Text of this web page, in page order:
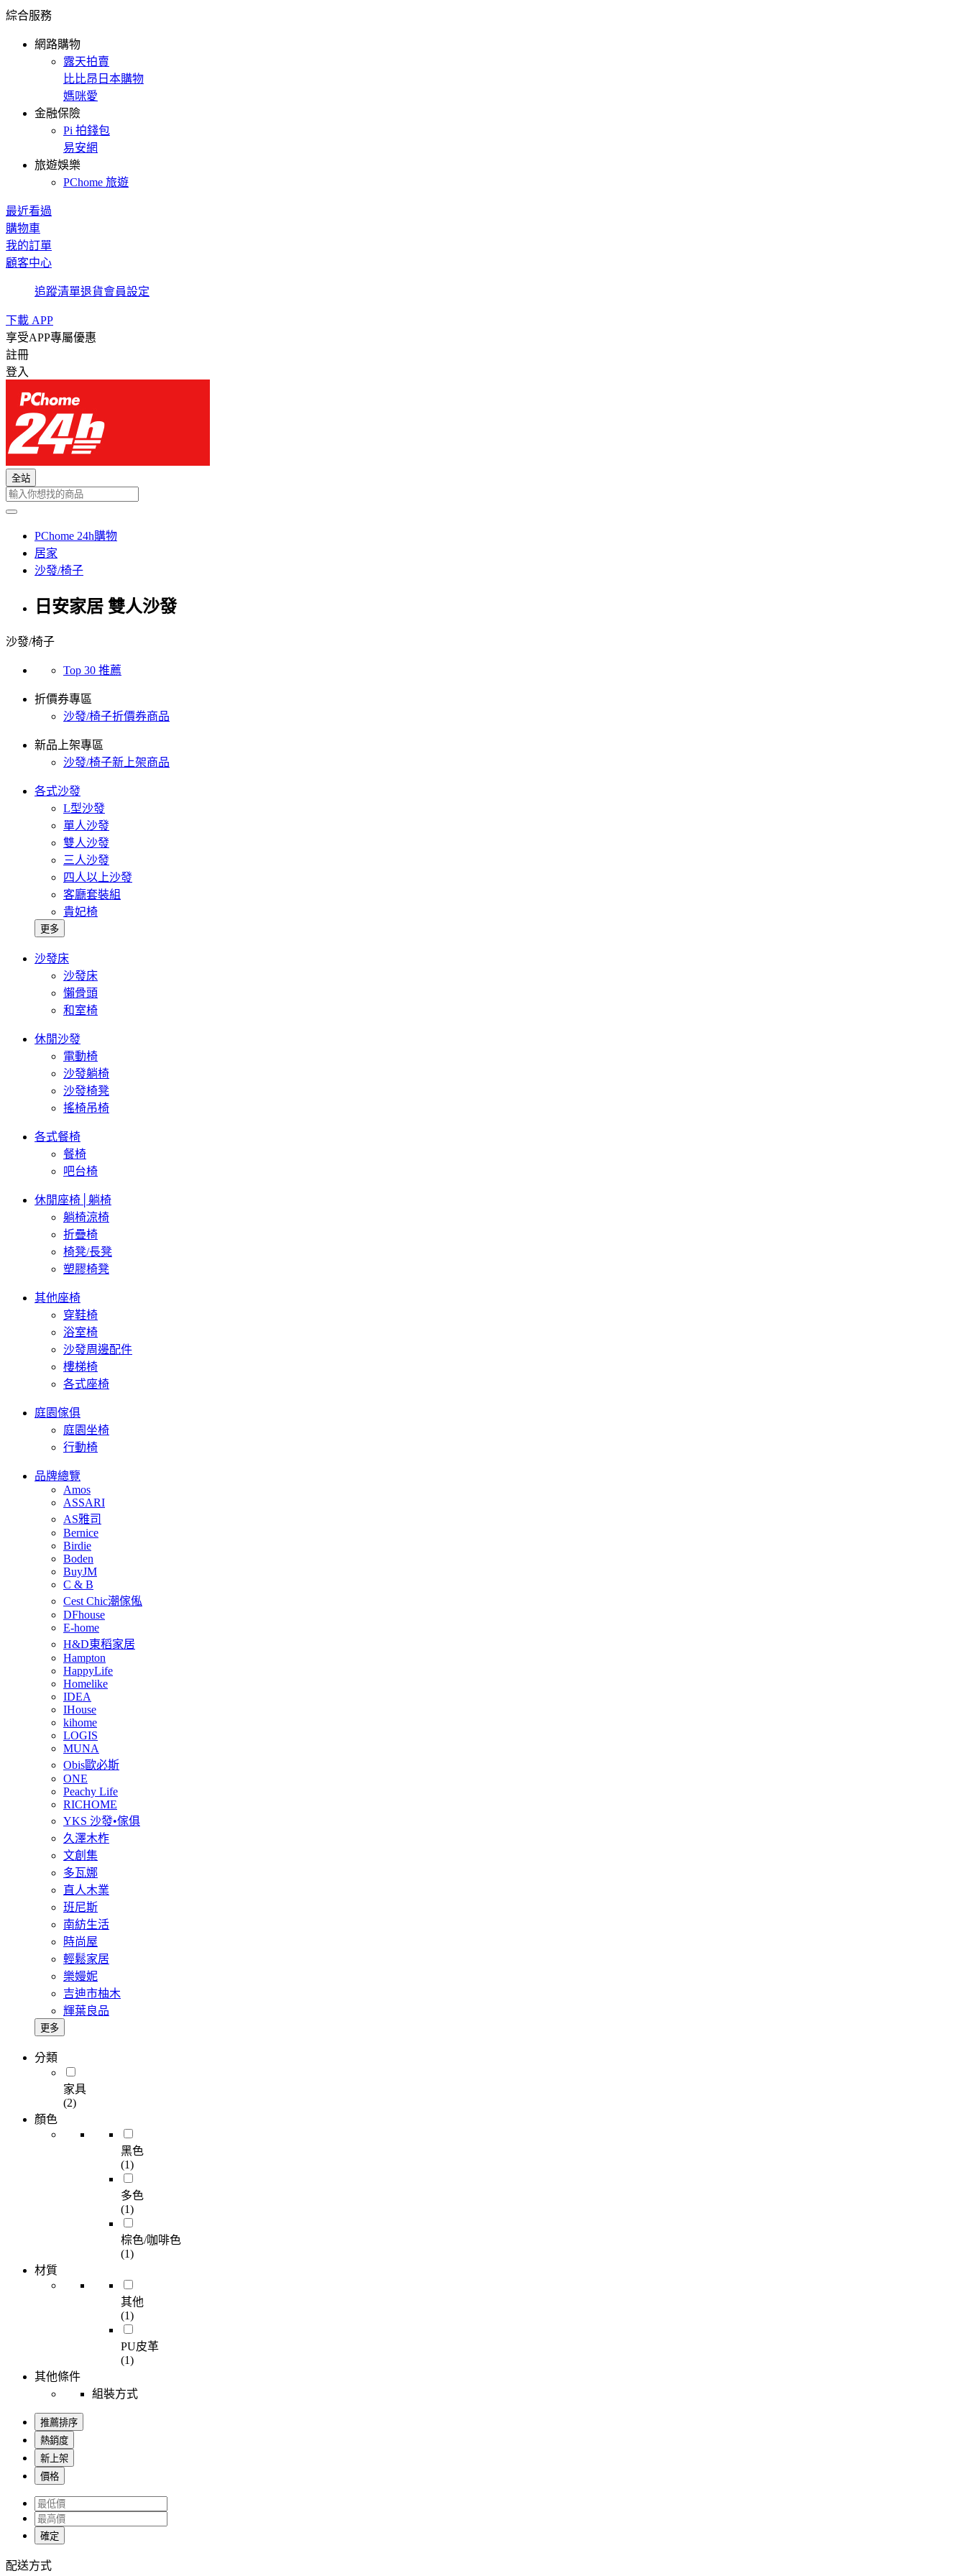
綜合服務
網路購物
露天拍賣
比比昂日本購物
媽咪愛
金融保險
Pi 拍錢包
易安網
旅遊娛樂
PChome 旅遊
最近看過
購物車
我的訂單
顧客中心
追蹤清單退貨會員設定
下載 APP
享受APP專屬優惠
註冊
登入
全站
PChome 24h購物
居家
沙發/椅子
日安家居 雙人沙發
沙發/椅子
Top 30 推薦
折價券專區
沙發/椅子折價券商品
新品上架專區
沙發/椅子新上架商品
各式沙發
L型沙發
單人沙發
雙人沙發
三人沙發
四人以上沙發
客廳套裝組
貴妃椅
更多
沙發床
沙發床
懶骨頭
和室椅
休閒沙發
電動椅
沙發躺椅
沙發椅凳
搖椅吊椅
各式餐椅
餐椅
吧台椅
休閒座椅│躺椅
躺椅涼椅
折疊椅
椅凳/長凳
塑膠椅凳
其他座椅
穿鞋椅
浴室椅
沙發周邊配件
樓梯椅
各式座椅
庭園傢俱
庭園坐椅
行動椅
品牌總覽
Amos
ASSARI
AS雅司
Bernice
Birdie
Boden
BuyJM
C & B
Cest Chic潮傢俬
DFhouse
E-home
H&D東稻家居
Hampton
HappyLife
Homelike
IDEA
IHouse
kihome
LOGIS
MUNA
Obis歐必斯
ONE
Peachy Life
RICHOME
YKS 沙發•傢俱
久澤木柞
文創集
多瓦娜
直人木業
班尼斯
南紡生活
時尚屋
輕鬆家居
樂嫚妮
吉迪市柚木
輝葉良品
更多
分類
家具
(2)
顏色
黑色
(1)
多色
(1)
棕色/咖啡色
(1)
材質
其他
(1)
PU皮革
(1)
其他條件
組裝方式
推薦排序
熱銷度
新上架
價格
確定
配送方式